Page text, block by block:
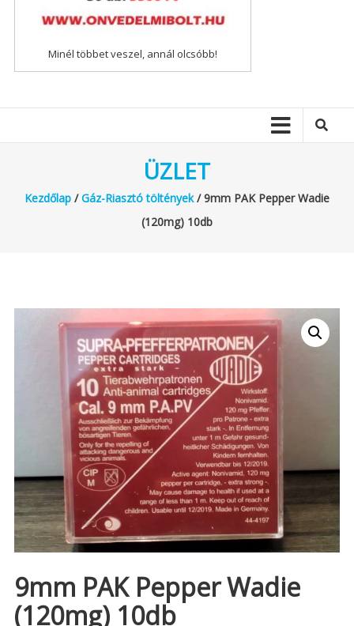
Minél többet veszel, annál olcsóbb!
ÜZLET
Kezdőlap/Gáz-Riasztó töltények/ 9mm PAK Pepper Wadie
(120mg) 10db
9mm PAK Pepper Wadie
(120mg) 10db